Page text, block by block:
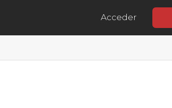
Acceder